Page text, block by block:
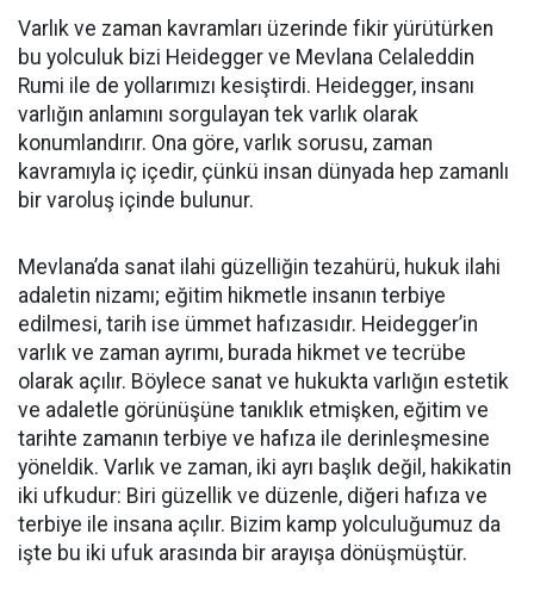
Varlık ve zaman kavramları üzerinde fikir yürütürken
bu yolculuk bizi Heidegger ve Mevlana Celaleddin
Rumi ile de yollarımızı kesiştirdi. Heidegger, insanı
varlığın anlamını sorgulayan tek varlık olarak
konumlandırır. Ona göre, varlık sorusu, zaman
kavramıyla iç içedir, çünkü insan dünyada hep zamanlı
bir varoluş içinde bulunur.
Mevlana’da sanat ilahi güzelliğin tezahürü, hukuk ilahi
adaletin nizamı; eğitim hikmetle insanın terbiye
edilmesi, tarih ise ümmet hafızasıdır. Heidegger’in
varlık ve zaman ayrımı, burada hikmet ve tecrübe
olarak açılır. Böylece sanat ve hukukta varlığın estetik
ve adaletle görünüşüne tanıklık etmişken, eğitim ve
tarihte zamanın terbiye ve hafıza ile derinleşmesine
yöneldik. Varlık ve zaman, iki ayrı başlık değil, hakikatin
iki ufkudur: Biri güzellik ve düzenle, diğeri hafıza ve
terbiye ile insana açılır. Bizim kamp yolculuğumuz da
işte bu iki ufuk arasında bir arayışa dönüşmüştür.